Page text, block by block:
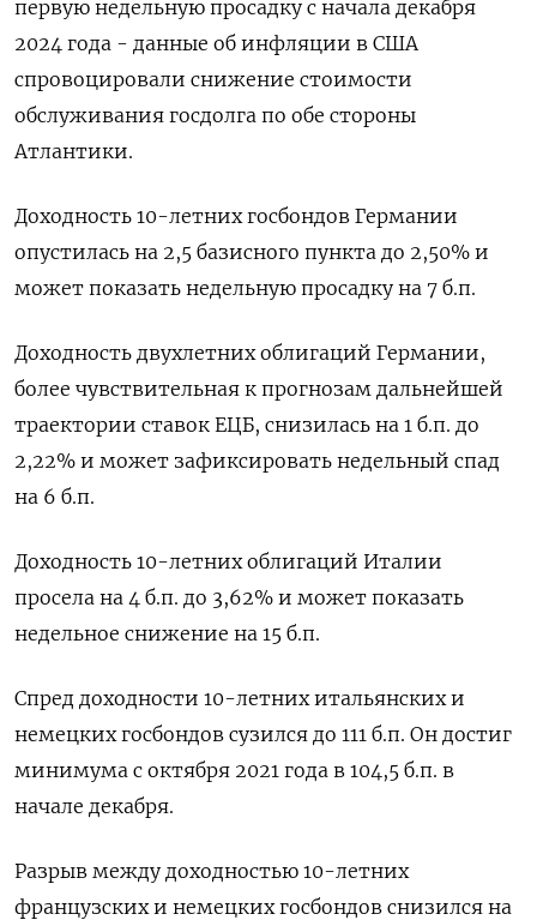
первую недельную просадку с начала декабря
2024 года - данные об инфляции в США
спровоцировали снижение стоимости
обслуживания госдолга по обе стороны
Атлантики.
Доходность 10-летних госбондов Германии
опустилась на 2,5 базисного пункта до 2,50% и
может показать недельную просадку на 7 б.п.
Доходность двухлетних облигаций Германии,
более чувствительная к прогнозам дальнейшей
траектории ставок ЕЦБ, снизилась на 1 б.п. до
2,22% и может зафиксировать недельный спад
на 6 б.п.
Доходность 10-летних облигаций Италии
просела на 4 б.п. до 3,62% и может показать
недельное снижение на 15 б.п.
Спред доходности 10-летних итальянских и
немецких госбондов сузился до 111 б.п. Он достиг
минимума с октября 2021 года в 104,5 б.п. в
начале декабря.
Разрыв между доходностью 10-летних
французских и немецких госбондов снизился на